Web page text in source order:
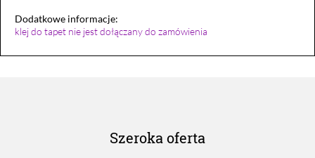
Dodatkowe informacje:
klej do tapet nie jest dołączany do zamówienia
Szeroka oferta